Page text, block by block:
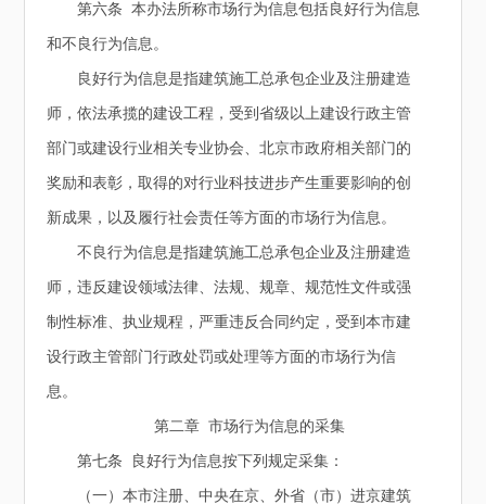
第六条 本办法所称市场行为信息包括良好行为信息
和不良行为信息。
良好行为信息是指建筑施工总承包企业及注册建造
师，依法承揽的建设工程，受到省级以上建设行政主管
部门或建设行业相关专业协会、北京市政府相关部门的
奖励和表彰，取得的对行业科技进步产生重要影响的创
新成果，以及履行社会责任等方面的市场行为信息。
不良行为信息是指建筑施工总承包企业及注册建造
师，违反建设领域法律、法规、规章、规范性文件或强
制性标准、执业规程，严重违反合同约定，受到本市建
设行政主管部门行政处罚或处理等方面的市场行为信
息。
第二章 市场行为信息的采集
第七条 良好行为信息按下列规定采集：
（一）本市注册、中央在京、外省（市）进京建筑